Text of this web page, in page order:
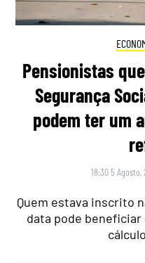
Pensionistas
Segurança
podem ter um
18:30 5 Agosto,
Quem estava inscrito
data pode